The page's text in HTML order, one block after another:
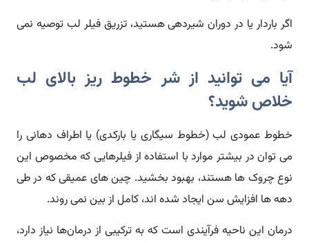
اگر باردار یا در دوران شیردهی هستید، تزریق فیلر لب توصیه نمی
شود.
آیا می توانید از شر خطوط ریز بالای لب
خلاص شوید؟
خطوط عمودی لب (خطوط سیگاری یا بارکدی) یا اطراف دهانی را
می توان در بیشتر موارد با استفاده از فیلرهایی که مخصوص این
نوع چروک ها هستند، بهبود بخشید. چین های عمیقی که در طی
دهه ها افزایش سن ایجاد شده اند، کامل از بین نمی روند.
درمان این ناحیه فرآیندی است که به ترکیبی از درمان‌ها نیاز دارد،